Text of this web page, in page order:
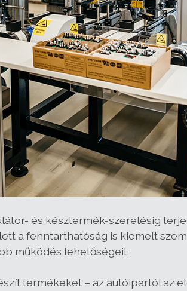
és késztermék-szerelésig
a fenntarthatóság is kiemelt
működés lehetőségeit.
termékeket – az autóipartól az